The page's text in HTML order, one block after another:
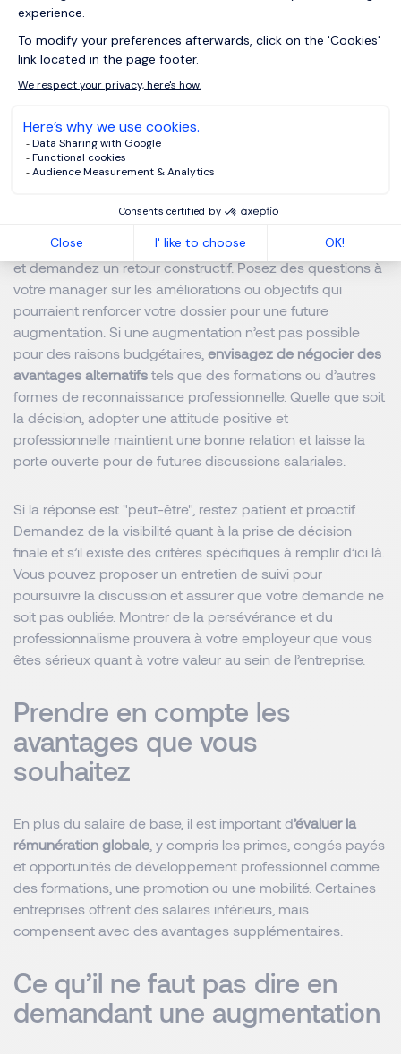
Savoir quoi dire si la réponse
est “oui”, “non” ou “peut-
être”
Si la réponse est "oui", exprimez votre gratitude, remerciez
votre manager de reconnaître vos contributions et
Si la réponse est "non", réagissez avec professionnalisme
et demandez un retour constructif. Posez des questions à
votre manager sur les améliorations ou objectifs qui
pourraient renforcer votre dossier pour une future
augmentation. Si une augmentation n’est pas possible
pour des raisons budgétaires, envisagez de négocier des
avantages alternatifs tels que des formations ou d’autres
formes de reconnaissance professionnelle. Quelle que soit
la décision, adopter une attitude positive et
professionnelle maintient une bonne relation et laisse la
porte ouverte pour de futures discussions salariales.
Si la réponse est "peut-être", restez patient et proactif.
Demandez de la visibilité quant à la prise de décision
finale et s’il existe des critères spécifiques à remplir d’ici là.
Vous pouvez proposer un entretien de suivi pour
poursuivre la discussion et assurer que votre demande ne
soit pas oubliée. Montrer de la persévérance et du
professionnalisme prouvera à votre employeur que vous
êtes sérieux quant à votre valeur au sein de l’entreprise.
Prendre en compte les
avantages que vous
souhaitez
En plus du salaire de base, il est important d’évaluer la
rémunération globale , y compris les primes, congés payés
et opportunités de développement professionnel comme
des formations, une promotion ou une mobilité. Certaines
entreprises offrent des salaires inférieurs, mais
compensent avec des avantages supplémentaires.
Ce qu’il ne faut pas dire en
demandant une augmentation